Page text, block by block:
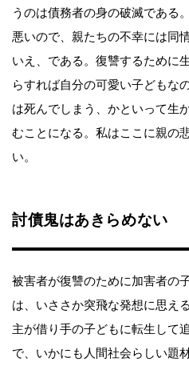
うのは債務者の身の破滅である
悪いので、親たちの不幸には同
いえ、である。復讐するために
らすれば自分の可愛い子どもな
は死んでしまう、かといって生
むことになる。私はここに親の
い。
討債鬼はあきらめない
被害者が復讐のために加害者の
は、いささか突飛な発想に思え
主が借り手の子どもに転生して
で、いかにも人間社会らしい題